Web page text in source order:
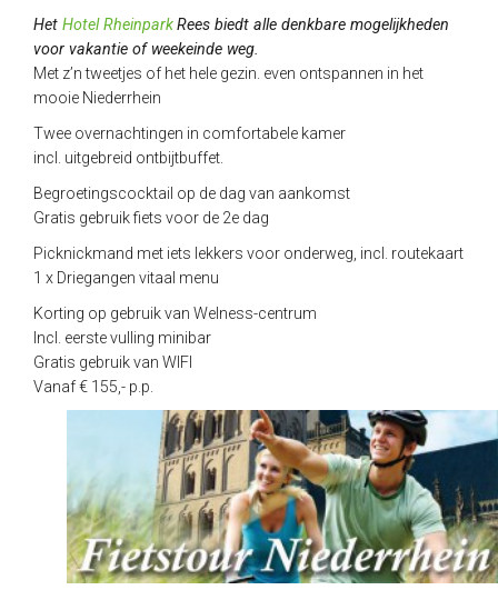
Het Hotel RheinparkRees biedt alle denkbare mogelijkheden
voor vakantie of weekeinde weg.
Met z’n tweetjes of het hele gezin. even ontspannen in het
mooie Niederrhein
Twee overnachtingen in comfortabele kamer
incl. uitgebreid ontbijtbuffet.
Begroetingscocktail op de dag van aankomst
Gratis gebruik fiets voor de 2e dag
Picknickmand met iets lekkers voor onderweg, incl. routekaart
1 x Driegangen vitaal menu
Korting op gebruik van Welness-centrum
Incl. eerste vulling minibar
Gratis gebruik van WIFI
Vanaf € 155,- p.p.